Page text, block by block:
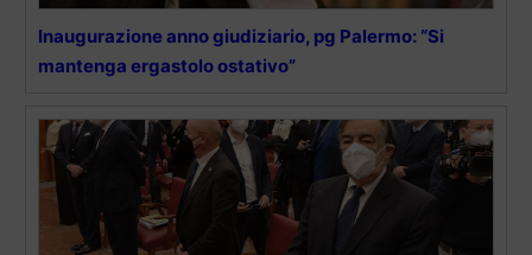
Inaugurazione anno giudiziario, pg Palermo: “Si
mantenga ergastolo ostativo”